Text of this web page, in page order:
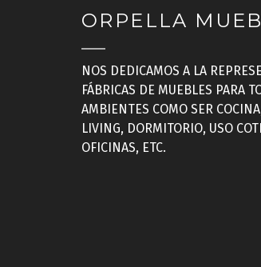
ORPELLA
NOS DEDICAMOS A LA
FÁBRICAS DE MUEBLES PARA
AMBIENTES COMO SER
LIVING, DORMITORIO, USO
OFICINAS, ETC.